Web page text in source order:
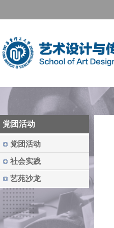
党团活动
党团活动
社会实践
艺苑沙龙